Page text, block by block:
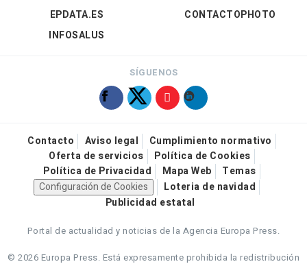
EPDATA.ES
INFOSALUS
CONTACTOPHOTO
SÍGUENOS
Contacto Aviso legal
Cumplimiento normativo
Oferta de servicios
Política de Cookies
Política de Privacidad
Mapa Web
Temas
Configuración de Cookies
Loteria de navidad
Publicidad estatal
Portal de actualidad y noticias de la Agencia Europa Press.
© 2026 Europa Press. Está expresamente prohibida la redistribución